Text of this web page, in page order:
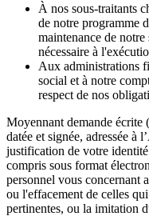
À nos sous-traitants
de notre programme
maintenance de
nécessaire à
Aux administrations
social et à notre
respect de nos
Moyennant demande écrite
datée et signée, adressée à
justification de votre
compris sous format
personnel vous concernant
ou l'effacement de celles
pertinentes, ou la imitation